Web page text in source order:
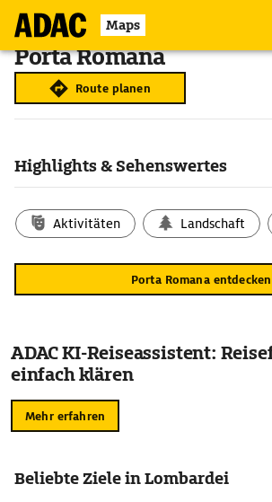
Maps
Porta Romana
Route planen
Highlights & Sehenswertes
Aktivitäten Landschaft
Porta Romana entdecken
ADAC KI-Reiseassistent:
einfach klären
Mehr erfahren
Beliebte Ziele in Lombardei